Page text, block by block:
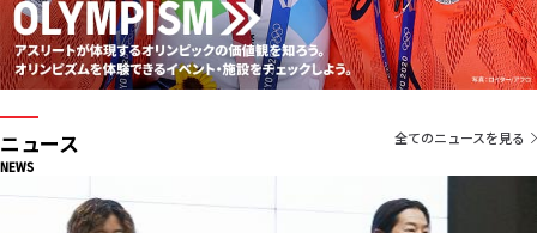
ニュース
NEWS
全てのニュースを見る